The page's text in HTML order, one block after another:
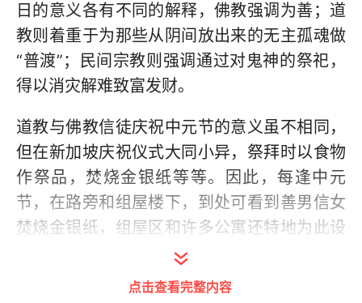
日的意义各有不同的解释，佛教强调为善；道
教则着重于为那些从阴间放出来的无主孤魂做
“普渡”；民间宗教则强调通过对鬼神的祭祀，
得以消灾解难致富发财。
道教与佛教信徒庆祝中元节的意义虽不相同，
但在新加坡庆祝仪式大同小异，祭拜时以食物
作祭品，焚烧金银纸等等。因此，每逢中元
节，在路旁和组屋楼下，到处可看到善男信女
焚烧金银纸，组屋区和许多公寓还特地为此设
置金银纸焚烧炉，为居民提供便利。
点击查看完整内容